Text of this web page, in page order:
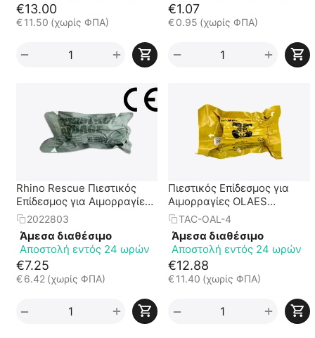
€13.00
€ 11.50 (χωρίς ΦΠΑ)
+
−
€1.07
€0.95 (χωρίς ΦΠΑ)
+
−
Rhino Rescue Πιεστικός
Επίδεσμος για Αιμορραγίες
Emergency Bandage 6" ||
15cm (Τύπου Israeli)
2022803
Άμεσα διαθέσιμο
Αποστολή εντός 24 ωρών
€7.25
€ 6.42 (χωρίς ΦΠΑ)
+
−
Πιεστικός Επίδεσμος για
Αιμορραγίες OLAES
MODULAR BANDAGE 10cm
σε Κυλινδρική Συσκευασία
TAC-OAL-4
Άμεσα διαθέσιμο
Αποστολή εντός 24 ωρών
€12.88
€11.40 (χωρίς ΦΠΑ)
+
−